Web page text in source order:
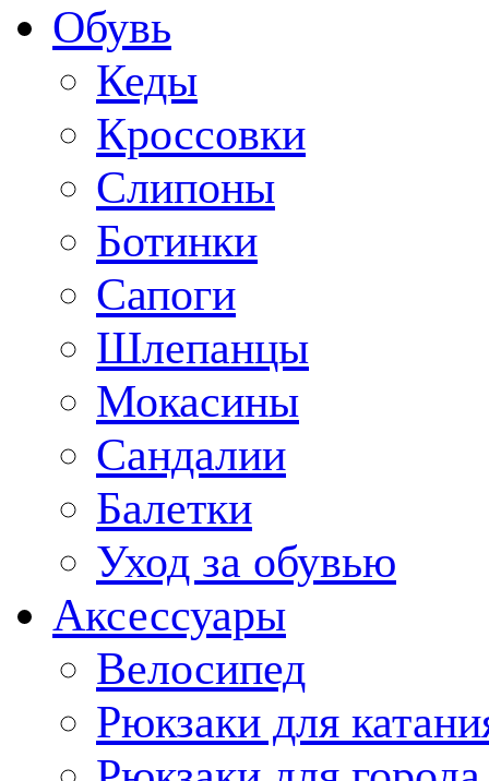
Обувь
Кеды
Кроссовки
Слипоны
Ботинки
Сапоги
Шлепанцы
Мокасины
Сандалии
Балетки
Уход за обувью
Аксессуары
Велосипед
Рюкзаки для